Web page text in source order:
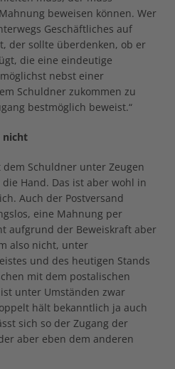
beweisen können. Wer
Geschäftliches auf
der sollte überdenken, ob er
die eine eindeutige
nebst einer
Schuldner zukommen zu
bestmöglich beweist.“
nicht
Schuldner unter Zeugen
Hand. Das ist aber wohl in
Auch der Postversand
eine Mahnung per
aufgrund der Beweiskraft aber
also nicht, unter
und des heutigen Stands
mit dem postalischen
unter Umständen zwar
hält bekanntlich ja auch
sich so der Zugang der
aber eben dem anderen